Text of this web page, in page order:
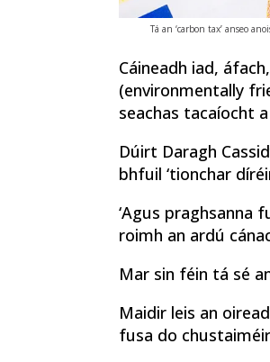
Tá an ‘carbon tax’ anseo
Cáineadh iad,
(environmentally
seachas tacaíocht
Dúirt Daragh
bhfuil ‘tionchar
‘Agus praghsanna
roimh an ardú
Mar sin féin tá sé
Maidir leis an
fusa do